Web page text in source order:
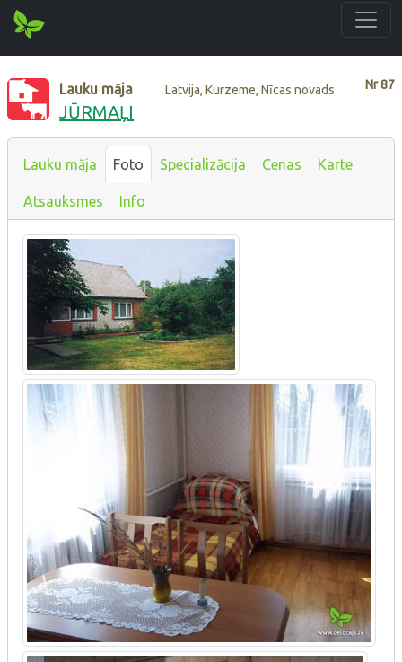
Nr87
Lauku māja Latvija, Kurzeme, Nīcas novads
JŪRMAĻI
Lauku māja Foto Specializācija Cenas Karte
Atsauksmes Info